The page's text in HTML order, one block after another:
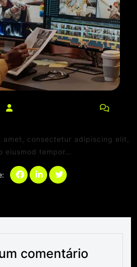
amet, consectetur adipiscing elit,
eiusmod tempor…
comentário